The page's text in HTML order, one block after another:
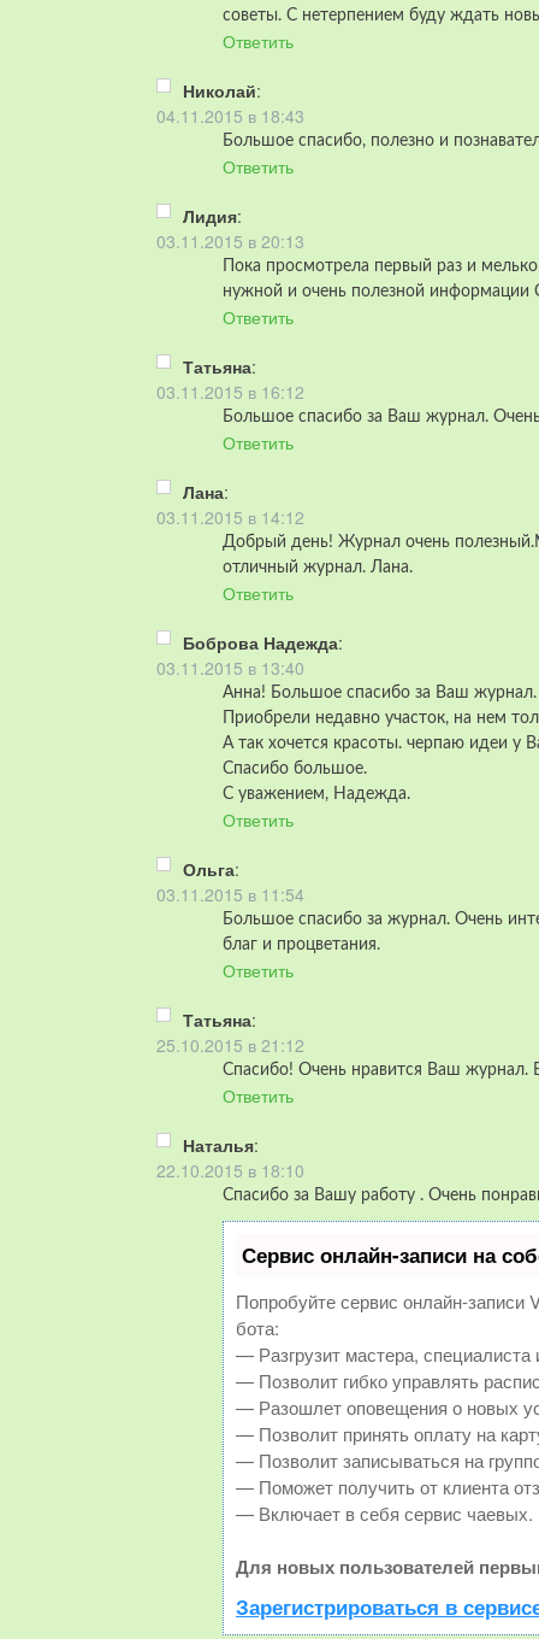
советы. С нетерпением буду ждать
Ответить
Николай:
04.11.2015 в 18:43
Большое спасибо, полезно и
Ответить
Лидия:
03.11.2015 в 20:13
Пока просмотрела первый раз и
нужной и очень полезной информации
Ответить
Татьяна:
03.11.2015 в 16:12
Большое спасибо за Ваш журнал.
Ответить
Лана:
03.11.2015 в 14:12
Добрый день! Журнал очень
отличный журнал. Лана.
Ответить
Боброва Надежда:
03.11.2015 в 13:40
Анна! Большое спасибо за Ваш журнал.
Приобрели недавно участок, на нем
А так хочется красоты. черпаю идеи у
Спасибо большое.
С уважением, Надежда.
Ответить
Ольга:
03.11.2015 в 11:54
Большое спасибо за журнал. Очень
благ и процветания.
Ответить
Татьяна:
25.10.2015 в 21:12
Спасибо! Очень нравится Ваш журнал.
Ответить
Наталья:
22.10.2015 в 18:10
Cпасибо за Вашу работу . Очень
Сервис онлайн-записи на
Попробуйте сервис онлайн-записи
бота:
— Разгрузит мастера,
— Позволит гибко управлять
— Разошлет оповещения о новых
— Позволит принять оплату на
— Позволит записываться на
— Поможет получить от клиента
— Включает в себя сервис чаевых.
Для новых пользователей
Зарегистрироваться в